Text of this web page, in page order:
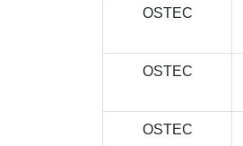
OSTEC
OSTEC
OSTEC